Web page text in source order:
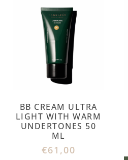
BB CREAM ULTRA
LIGHT WITH WARM
UNDERTONES 50
ML
€61,00